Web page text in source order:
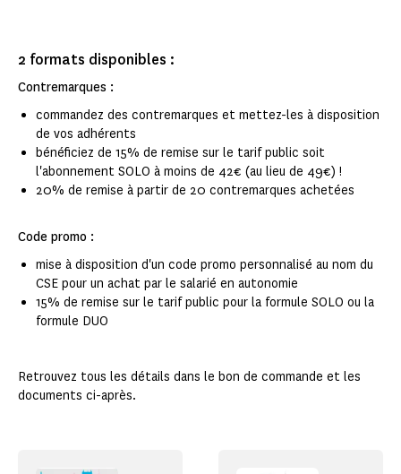
2 formats disponibles :
Contremarques :
commandez des contremarques et mettez-les à disposition
de vos adhérents
bénéficiez de 15% de remise sur le tarif public soit
l'abonnement SOLO à moins de 42€ (au lieu de 49€) !
20% de remise à partir de 20 contremarques achetées
Code promo :
mise à disposition d'un code promo personnalisé au nom du
CSE pour un achat par le salarié en autonomie
15% de remise sur le tarif public pour la formule SOLO ou la
formule DUO
Retrouvez tous les détails dans le bon de commande et les
documents ci-après.